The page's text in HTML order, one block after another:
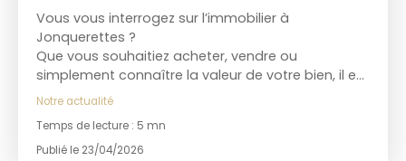
Vous vous interrogez sur l’immobilier à
Jonquerettes ?
Que vous souhaitiez acheter, vendre ou
simplement connaître la valeur de votre bien, il est
essentiel de comprendre les spécificités de ce
cadre de vie… découvrez dans cet article une
analyse complète pour prendre les bonnes
Notre actualité
Temps de lecture : 5 mn
Publié le 23/04/2026